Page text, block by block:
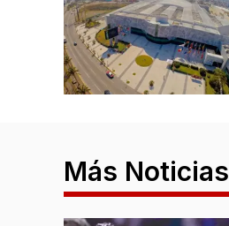
Más Noticias